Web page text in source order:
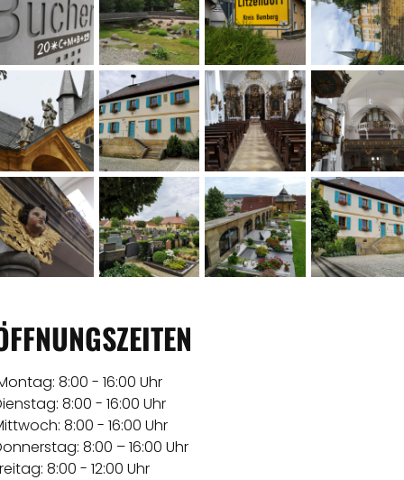
8:00 - 16:00 Uhr
8:00 - 16:00 Uhr
8:00 - 16:00 Uhr
8:00 – 16:00 Uhr
8:00 - 12:00 Uhr